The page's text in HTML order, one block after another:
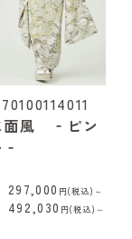
面風 ‐ピン
‐
297,000 円(税込)～
492,030 円(税込)～